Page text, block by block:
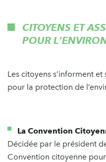
CITOYENS ET
POUR
Les citoyens s’informent
pour la protection de
La Convention
Décidée par le président
Convention citoyenne